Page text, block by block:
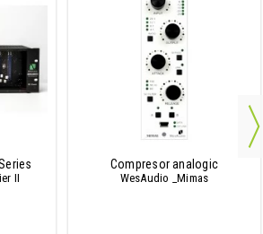
II
Compresor analogic
WesAudio _Mimas